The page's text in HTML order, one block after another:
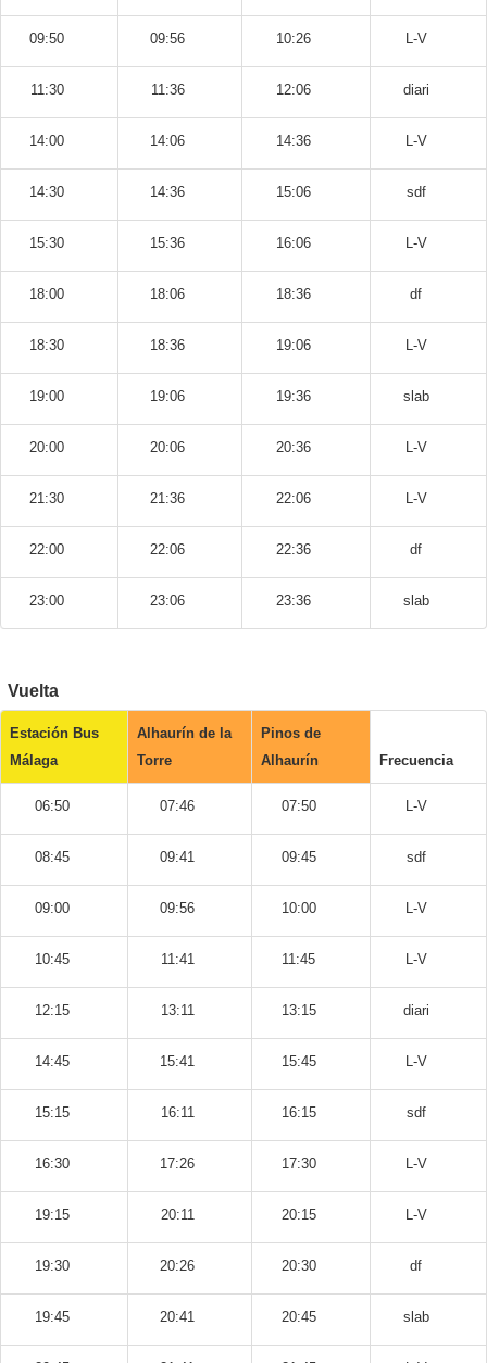
09:50 09:56 10:26 L-V
11:30 11:36 12:06 diari
14:00 14:06 14:36 L-V
14:30 14:36 15:06 sdf
15:30 15:36 16:06 L-V
18:00 18:06 18:36 df
18:30 18:36 19:06 L-V
19:00 19:06 19:36 slab
20:00 20:06 20:36 L-V
21:30 21:36 22:06 L-V
22:00 22:06 22:36 df
23:00 23:06 23:36 slab
Vuelta
Estación Bus
Málaga
Alhaurín de la
Torre
Pinos de
Alhaurín
Frecuencia
06:50 07:46 07:50 L-V
08:45 09:41 09:45 sdf
09:00 09:56 10:00 L-V
10:45 11:41 11:45 L-V
12:15 13:11 13:15 diari
14:45 15:41 15:45 L-V
15:15 16:11 16:15 sdf
16:30 17:26 17:30 L-V
19:15 20:11 20:15 L-V
19:30 20:26 20:30 df
19:45 20:41 20:45 slab